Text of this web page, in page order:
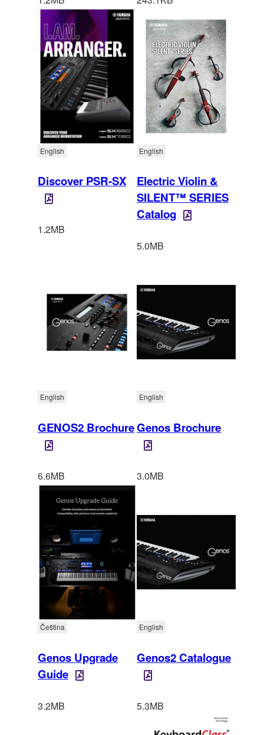
Discover PSR-SX
English
1.2MB
Electric Violin &
SILENT™ SERIES
Catalog
English
5.0MB
GENOS2 Brochure
English
6.6MB
Genos Brochure
English
3.0MB
Genos Upgrade
Guide
Čeština
3.2MB
Genos2 Catalogue
English
5.3MB